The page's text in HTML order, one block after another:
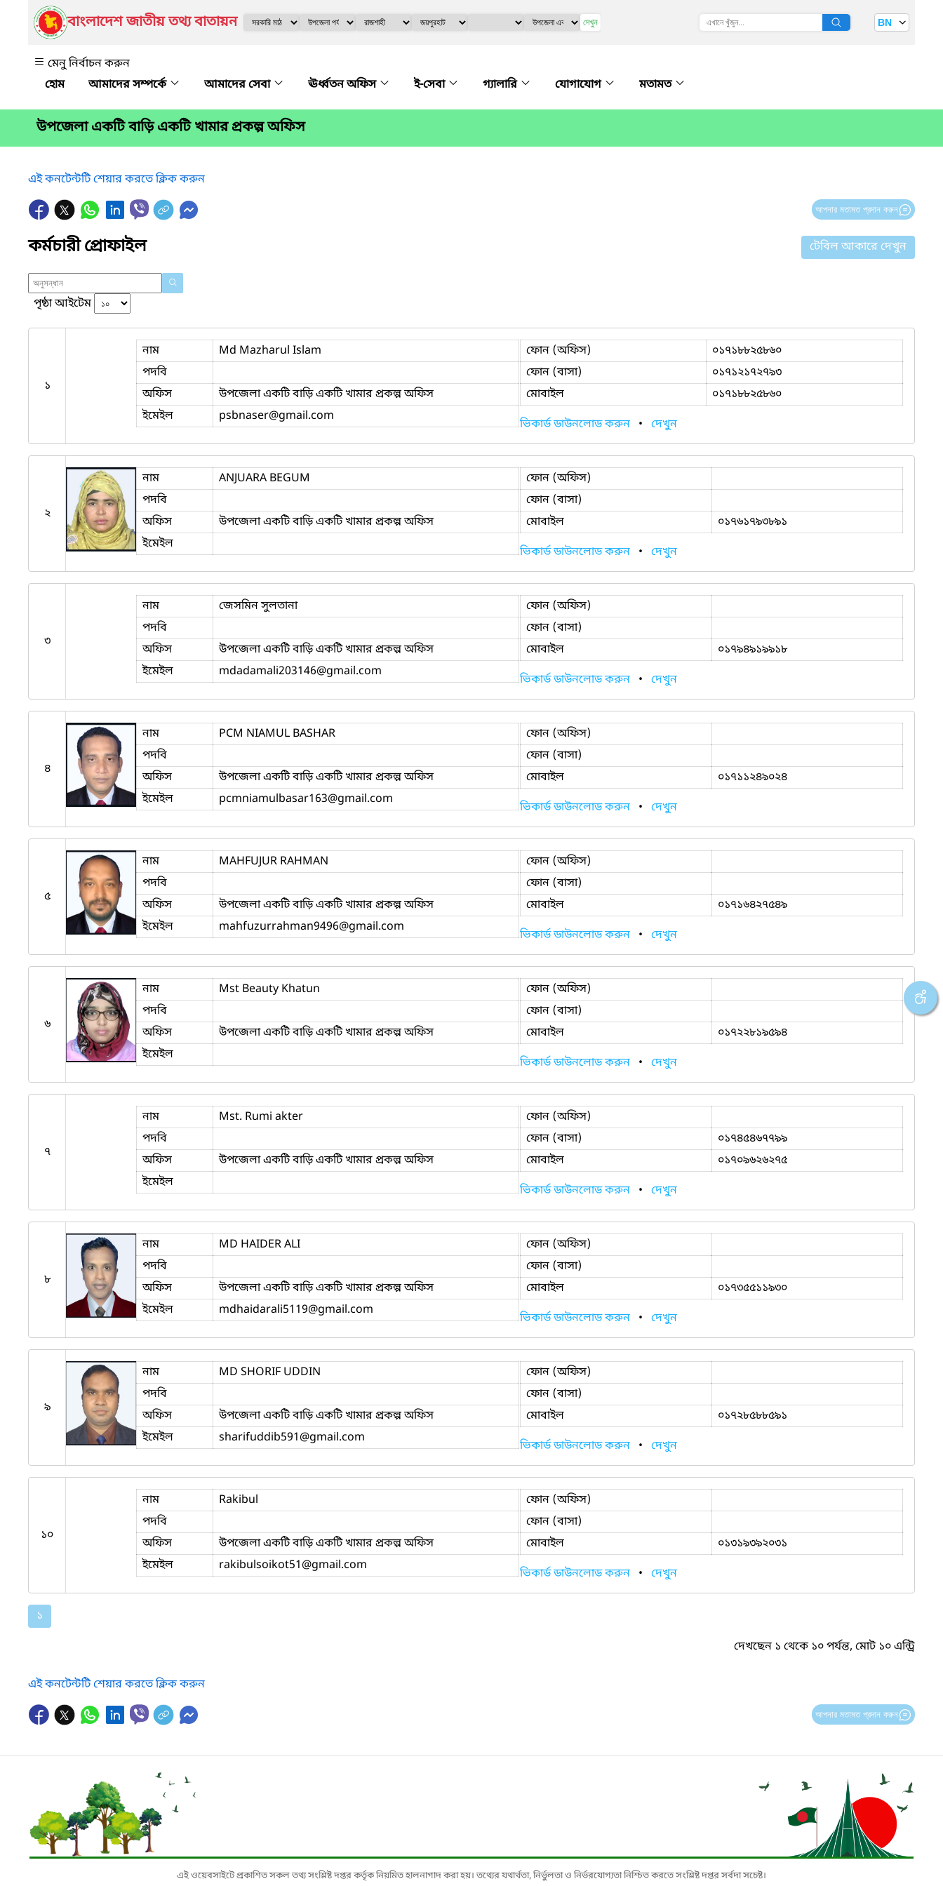
বাংলাদেশ জাতীয় তথ্য বাতায়ন দেখুন BN
মেনু নির্বাচন করুন
আমাদের সম্পর্কে
আমাদের সেবা ঊর্ধ্বতন অফিস ই-সেবা গ্যালারি যোগাযোগ মতামত
উপজেলা একটি বাড়ি একটি খামার প্রকল্প অফিস
এই কনটেন্টটি শেয়ার করতে ক্লিক করুন
আপনার মতামত প্রদান করুন
কর্মচারী প্রোফাইল টেবিল আকারে দেখুন
পৃষ্ঠা আইটেম
১
নাম
Md Mazharul Islam
পদবি
অফিস
উপজেলা একটি বাড়ি একটি খামার প্রকল্প অফিস
ইমেইল
psbnaser@gmail.com
ফোন (অফিস)
০১৭১৮৮২৫৮৬০
ফোন (বাসা)
০১৭১২১৭২৭৯৩
মোবাইল
০১৭১৮৮২৫৮৬০
ভিকার্ড ডাউনলোড করুন • দেখুন
২
নাম
ANJUARA BEGUM
পদবি
অফিস
উপজেলা একটি বাড়ি একটি খামার প্রকল্প অফিস
ইমেইল
ফোন (অফিস)
ফোন (বাসা)
মোবাইল
০১৭৬১৭৯৩৮৯১
ভিকার্ড ডাউনলোড করুন • দেখুন
৩
নাম
জেসমিন সুলতানা
পদবি
অফিস
উপজেলা একটি বাড়ি একটি খামার প্রকল্প অফিস
ইমেইল
mdadamali203146@gmail.com
ফোন (অফিস)
ফোন (বাসা)
মোবাইল
০১৭৯৪৯১৯৯১৮
ভিকার্ড ডাউনলোড করুন • দেখুন
৪
নাম
PCM NIAMUL BASHAR
পদবি
অফিস
উপজেলা একটি বাড়ি একটি খামার প্রকল্প অফিস
ইমেইল
pcmniamulbasar163@gmail.com
ফোন (অফিস)
ফোন (বাসা)
মোবাইল
০১৭১১২৪৯০২৪
ভিকার্ড ডাউনলোড করুন • দেখুন
৫
নাম
MAHFUJUR RAHMAN
পদবি
অফিস
উপজেলা একটি বাড়ি একটি খামার প্রকল্প অফিস
ইমেইল
mahfuzurrahman9496@gmail.com
ফোন (অফিস)
ফোন (বাসা)
মোবাইল
০১৭১৬৪২৭৫৪৯
ভিকার্ড ডাউনলোড করুন • দেখুন
৬
নাম
Mst Beauty Khatun
পদবি
অফিস
উপজেলা একটি বাড়ি একটি খামার প্রকল্প অফিস
ইমেইল
ফোন (অফিস)
ফোন (বাসা)
মোবাইল
০১৭২২৮১৯৫৯৪
ভিকার্ড ডাউনলোড করুন • দেখুন
৭
নাম
Mst. Rumi akter
পদবি
অফিস
উপজেলা একটি বাড়ি একটি খামার প্রকল্প অফিস
ইমেইল
ফোন (অফিস)
ফোন (বাসা)
০১৭৪৫৪৬৭৭৯৯
মোবাইল
০১৭০৯৬২৬২৭৫
ভিকার্ড ডাউনলোড করুন • দেখুন
৮
নাম
MD HAIDER ALI
পদবি
অফিস
উপজেলা একটি বাড়ি একটি খামার প্রকল্প অফিস
ইমেইল
mdhaidarali5119@gmail.com
ফোন (অফিস)
ফোন (বাসা)
মোবাইল
০১৭৩৫৫১১৯৩০
ভিকার্ড ডাউনলোড করুন • দেখুন
৯
নাম
MD SHORIF UDDIN
পদবি
অফিস
উপজেলা একটি বাড়ি একটি খামার প্রকল্প অফিস
ইমেইল
sharifuddib591@gmail.com
ফোন (অফিস)
ফোন (বাসা)
মোবাইল
০১৭২৮৫৮৮৫৯১
ভিকার্ড ডাউনলোড করুন • দেখুন
১০
নাম
Rakibul
পদবি
অফিস
উপজেলা একটি বাড়ি একটি খামার প্রকল্প অফিস
ইমেইল
rakibulsoikot51@gmail.com
ফোন (অফিস)
ফোন (বাসা)
মোবাইল
০১৩১৯৩৯২০৩১
ভিকার্ড ডাউনলোড করুন • দেখুন
১
দেখছেন ১ থেকে ১০ পর্যন্ত, মোট ১০ এন্ট্রি
এই কনটেন্টটি শেয়ার করতে ক্লিক করুন
আপনার মতামত প্রদান করুন
এই ওয়েবসাইটে প্রকাশিত সকল তথ্য সংশ্লিষ্ট দপ্তর কর্তৃক নিয়মিত হালনাগাদ করা হয়। তথ্যের যথার্থতা, নির্ভুলতা ও নির্ভরযোগ্যতা নিশ্চিত করতে সংশ্লিষ্ট দপ্তর সর্বদা সচেষ্ট।